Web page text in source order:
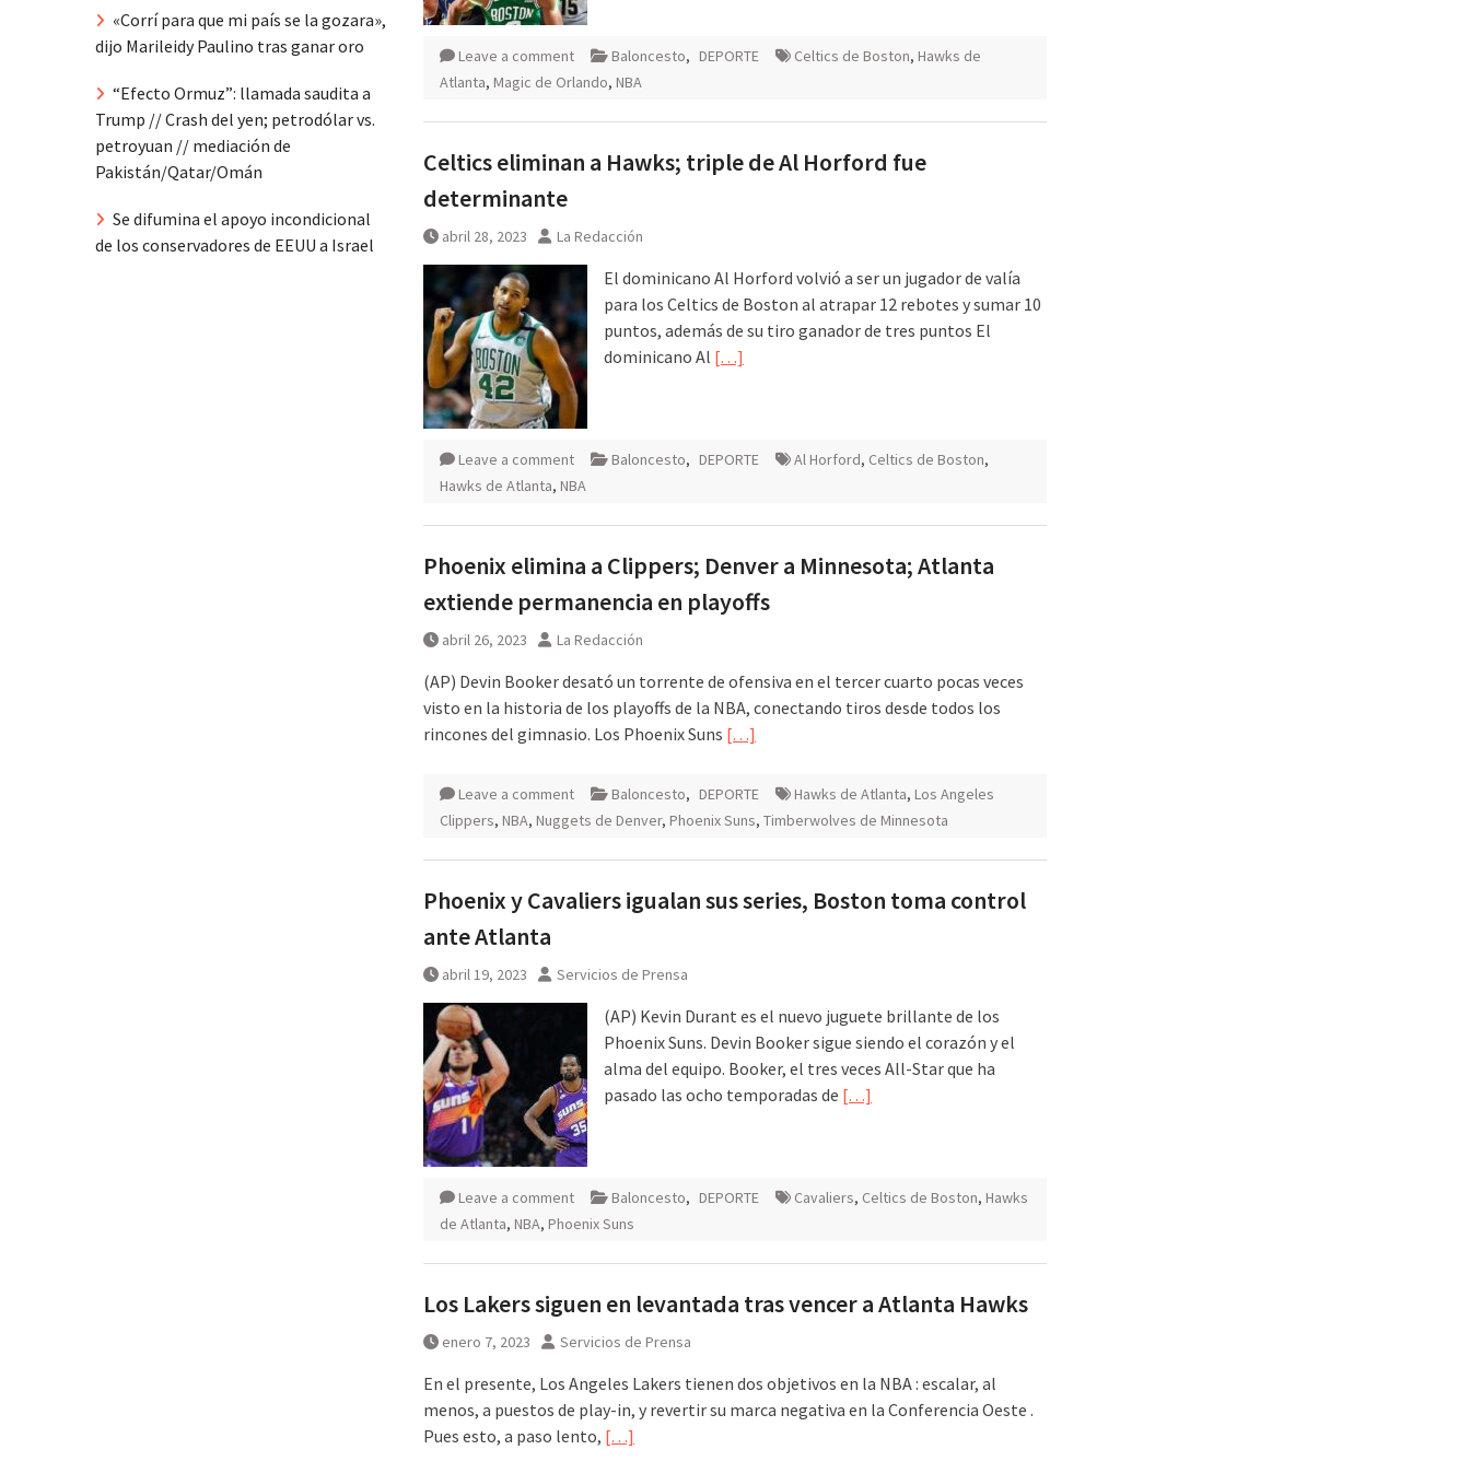
Leave a comment Baloncesto, DEPORTE Celtics de Boston, Hawks de
Atlanta, Magic de Orlando, NBA
Celtics eliminan a Hawks; triple de Al Horford fue
determinante
abril 28, 2023 La Redacción
El dominicano Al Horford volvió a ser un jugador de valía
para los Celtics de Boston al atrapar 12 rebotes y sumar 10
puntos, además de su tiro ganador de tres puntos El
dominicano Al […]
Leave a comment Baloncesto, DEPORTE Al Horford, Celtics de Boston,
Hawks de Atlanta, NBA
Phoenix elimina a Clippers; Denver a Minnesota; Atlanta
extiende permanencia en playoffs
abril 26, 2023 La Redacción
(AP) Devin Booker desató un torrente de ofensiva en el tercer cuarto pocas veces
visto en la historia de los playoffs de la NBA, conectando tiros desde todos los
rincones del gimnasio. Los Phoenix Suns […]
Leave a comment Baloncesto, DEPORTE Hawks de Atlanta, Los Angeles
Clippers, NBA, Nuggets de Denver, Phoenix Suns, Timberwolves de Minnesota
Phoenix y Cavaliers igualan sus series, Boston toma control
ante Atlanta
abril 19, 2023 Servicios de Prensa
(AP) Kevin Durant es el nuevo juguete brillante de los
Phoenix Suns. Devin Booker sigue siendo el corazón y el
alma del equipo. Booker, el tres veces All-Star que ha
pasado las ocho temporadas de […]
Leave a comment Baloncesto, DEPORTE Cavaliers, Celtics de Boston, Hawks
de Atlanta, NBA, Phoenix Suns
Los Lakers siguen en levantada tras vencer a Atlanta Hawks
enero 7, 2023 Servicios de Prensa
En el presente, Los Angeles Lakers tienen dos objetivos en la NBA : escalar, al
menos, a puestos de play-in, y revertir su marca negativa en la Conferencia Oeste .
Pues esto, a paso lento, […]
«Corrí para que mi país se la gozara»,
dijo Marileidy Paulino tras ganar oro
“Efecto Ormuz”: llamada saudita a
Trump // Crash del yen; petrodólar vs.
petroyuan // mediación de
Pakistán/Qatar/Omán
Se difumina el apoyo incondicional
de los conservadores de EEUU a Israel